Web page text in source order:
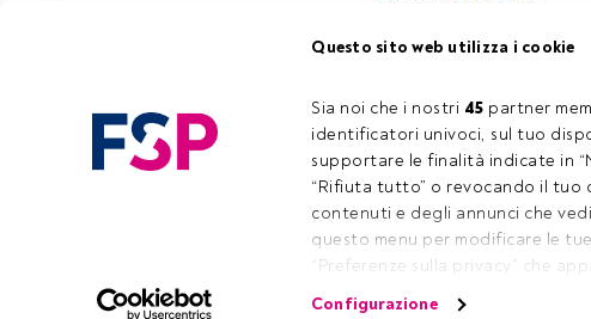
Questo sito web utilizza i cookie
Sia noi che i nostri 45 partner
identificatori univoci, sul tuo
supportare le finalità indicate in
“Rifiuta tutto” o revocando il
contenuti e degli annunci che
questo menu per modificare le
“Preferenze sulla privacy” che
Configurazione
accedi tramite il
registrarti per scoprire
Contatto email